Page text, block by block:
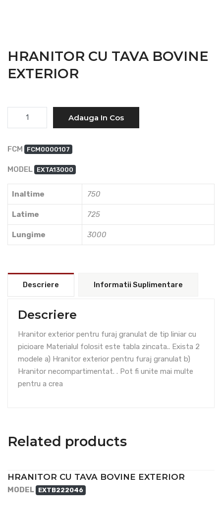
HRANITOR CU TAVA BOVINE
EXTERIOR
Cantitate
Adauga In Cos
FCM FCM0000107
MODEL EXTA13000
Inaltime 750
Latime 725
Lungime 3000
Descriere Informatii Suplimentare
Descriere
Hranitor exterior pentru furaj granulat de tip liniar cu
picioare Materialul folosit este tabla zincata.. Exista 2
modele a) Hranitor exterior pentru furaj granulat b)
Hranitor necompartimentat. . Pot fi unite mai multe
pentru a crea
Related products
HRANITOR CU TAVA BOVINE EXTERIOR
MODEL EXTB222046